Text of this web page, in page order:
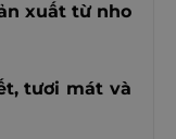
xuất từ nho
tươi mát và